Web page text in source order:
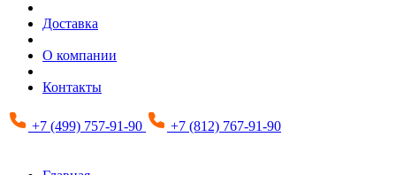
Доставка
О компании
Контакты
+7 (499) 757-91-90 +7 (812) 767-91-90